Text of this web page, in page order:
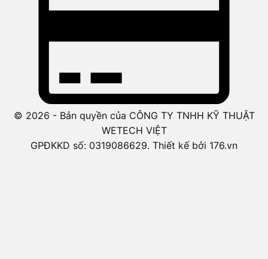
© 2026 - Bản quyền của CÔNG TY TNHH KỸ THUẬT
WETECH VIỆT
GPĐKKD số: 0319086629. Thiết kế bởi 176.vn